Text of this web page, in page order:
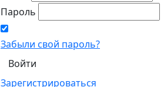
Пароль
Забыли свой пароль?
Зарегистрироваться